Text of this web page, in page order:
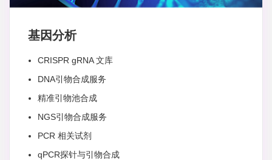
基因分析
CRISPR gRNA 文库
DNA引物合成服务
精准引物池合成
NGS引物合成服务
PCR 相关试剂
qPCR探针与引物合成